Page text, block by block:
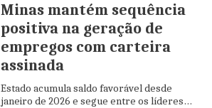
Minas mantém sequência
positiva na geração de
empregos com carteira
assinada
Estado acumula saldo favorável desde
janeiro de 2026 e segue entre os líderes